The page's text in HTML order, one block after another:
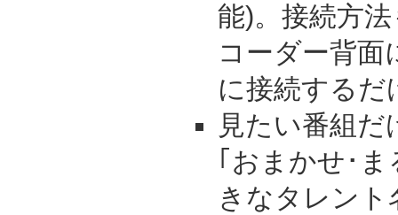
能)。接続方
コーダー背面
に接続するだ
見たい番組
｢おまかせ･
きなタレン